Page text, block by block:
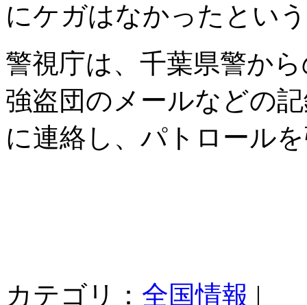
にケガはなかったとい
警視庁は、千葉県警か
強盗団のメールなどの
に連絡し、パトロール
カテゴリ： 全国情報 |